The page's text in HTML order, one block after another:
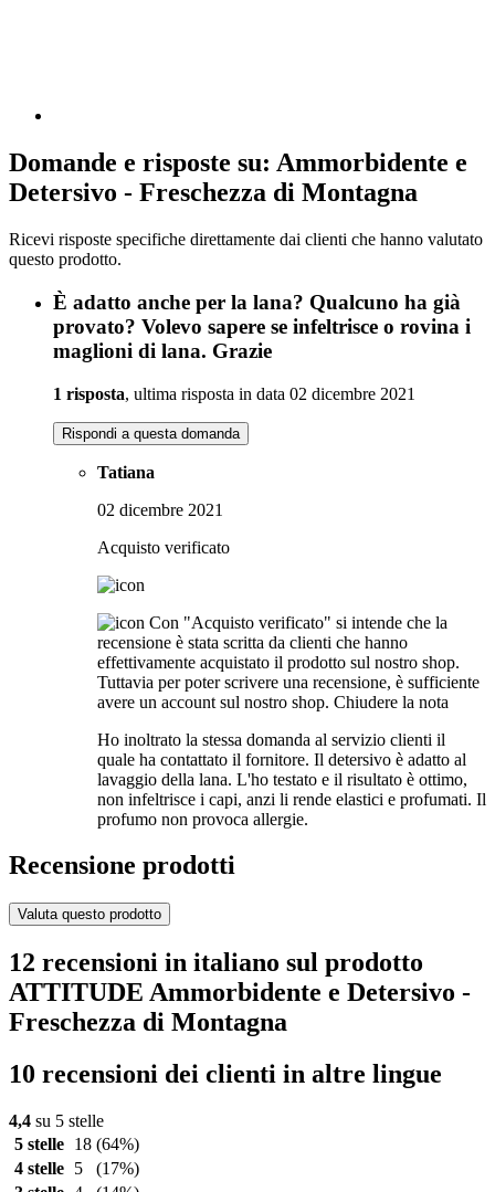
Domande e risposte su: Ammorbidente e
Detersivo - Freschezza di Montagna
Ricevi risposte specifiche direttamente dai clienti che hanno valutato
questo prodotto.
È adatto anche per la lana? Qualcuno ha già
provato? Volevo sapere se infeltrisce o rovina i
maglioni di lana. Grazie
1 risposta, ultima risposta in data 02 dicembre 2021
Rispondi a questa domanda
Tatiana
02 dicembre 2021
Acquisto verificato
Con "Acquisto verificato" si intende che la
recensione è stata scritta da clienti che hanno
effettivamente acquistato il prodotto sul nostro shop.
Tuttavia per poter scrivere una recensione, è sufficiente
avere un account sul nostro shop. Chiudere la nota
Ho inoltrato la stessa domanda al servizio clienti il
quale ha contattato il fornitore. Il detersivo è adatto al
lavaggio della lana. L'ho testato e il risultato è ottimo,
non infeltrisce i capi, anzi li rende elastici e profumati. Il
profumo non provoca allergie.
Recensione prodotti
Valuta questo prodotto
12 recensioni in italiano sul prodotto
ATTITUDE Ammorbidente e Detersivo -
Freschezza di Montagna
10 recensioni dei clienti in altre lingue
4,4 su 5 stelle
5 stelle
18 (64%)
4 stelle
5
(17%)